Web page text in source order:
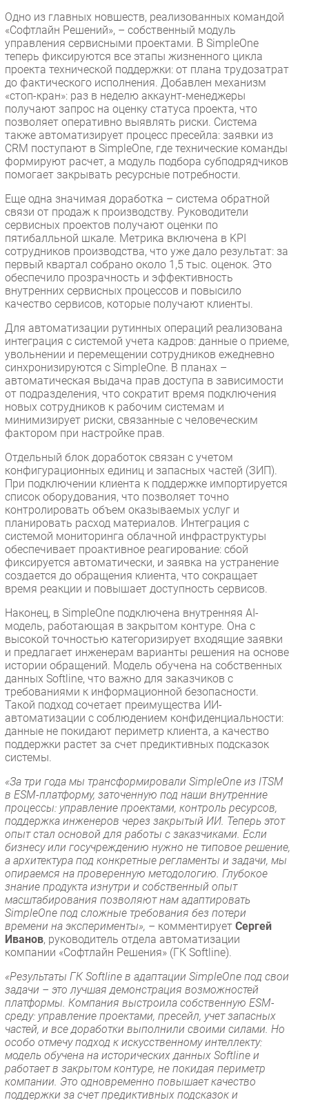
Одно из главных новшеств, реализованных командой
«Софтлайн Решений», – собственный модуль
управления сервисными проектами. В SimpleOne
теперь фиксируются все этапы жизненного цикла
проекта технической поддержки: от плана трудозатрат
до фактического исполнения. Добавлен механизм
«стоп-кран»: раз в неделю аккаунт-менеджеры
получают запрос на оценку статуса проекта, что
позволяет оперативно выявлять риски. Система
также автоматизирует процесс пресейла: заявки из
CRM поступают в SimpleOne, где технические команды
формируют расчет, а модуль подбора субподрядчиков
помогает закрывать ресурсные потребности.
Еще одна значимая доработка – система обратной
связи от продаж к производству. Руководители
сервисных проектов получают оценки по
пятибалльной шкале. Метрика включена в KPI
сотрудников производства, что уже дало результат: за
первый квартал собрано около 1,5 тыс. оценок. Это
обеспечило прозрачность и эффективность
внутренних сервисных процессов и повысило
качество сервисов, которые получают клиенты.
Для автоматизации рутинных операций реализована
интеграция с системой учета кадров: данные о приеме,
увольнении и перемещении сотрудников ежедневно
синхронизируются с SimpleOne. В планах –
автоматическая выдача прав доступа в зависимости
от подразделения, что сократит время подключения
новых сотрудников к рабочим системам и
минимизирует риски, связанные с человеческим
фактором при настройке прав.
Отдельный блок доработок связан с учетом
конфигурационных единиц и запасных частей (ЗИП).
При подключении клиента к поддержке импортируется
список оборудования, что позволяет точно
контролировать объем оказываемых услуг и
планировать расход материалов. Интеграция с
системой мониторинга облачной инфраструктуры
обеспечивает проактивное реагирование: сбой
фиксируется автоматически, и заявка на устранение
создается до обращения клиента, что сокращает
время реакции и повышает доступность сервисов.
Наконец, в SimpleOne подключена внутренняя AI-
модель, работающая в закрытом контуре. Она с
высокой точностью категоризирует входящие заявки
и предлагает инженерам варианты решения на основе
истории обращений. Модель обучена на собственных
данных Softline, что важно для заказчиков с
требованиями к информационной безопасности.
Такой подход сочетает преимущества ИИ-
автоматизации с соблюдением конфиденциальности:
данные не покидают периметр клиента, а качество
поддержки растет за счет предиктивных подсказок
системы.
«За три года мы трансформировали SimpleOne из ITSM
в ESM-платформу, заточенную под наши внутренние
процессы: управление проектами, контроль ресурсов,
поддержка инженеров через закрытый ИИ. Теперь этот
опыт стал основой для работы с заказчиками. Если
бизнесу или госучреждению нужно не типовое решение,
а архитектура под конкретные регламенты и задачи, мы
опираемся на проверенную методологию. Глубокое
знание продукта изнутри и собственный опыт
масштабирования позволяют нам адаптировать
SimpleOne под сложные требования без потери
времени на эксперименты», – комментирует Сергей
Иванов, руководитель отдела автоматизации
компании «Софтлайн Решения» (ГК Softline).
«Результаты ГК Softline в адаптации SimpleOne под свои
задачи – это лучшая демонстрация возможностей
платформы. Компания выстроила собственную ESM-
среду: управление проектами, пресейл, учет запасных
частей, и все доработки выполнили своими силами. Но
особо отмечу подход к искусственному интеллекту:
модель обучена на исторических данных Softline и
работает в закрытом контуре, не покидая периметр
компании. Это одновременно повышает качество
поддержки за счет предиктивных подсказок и